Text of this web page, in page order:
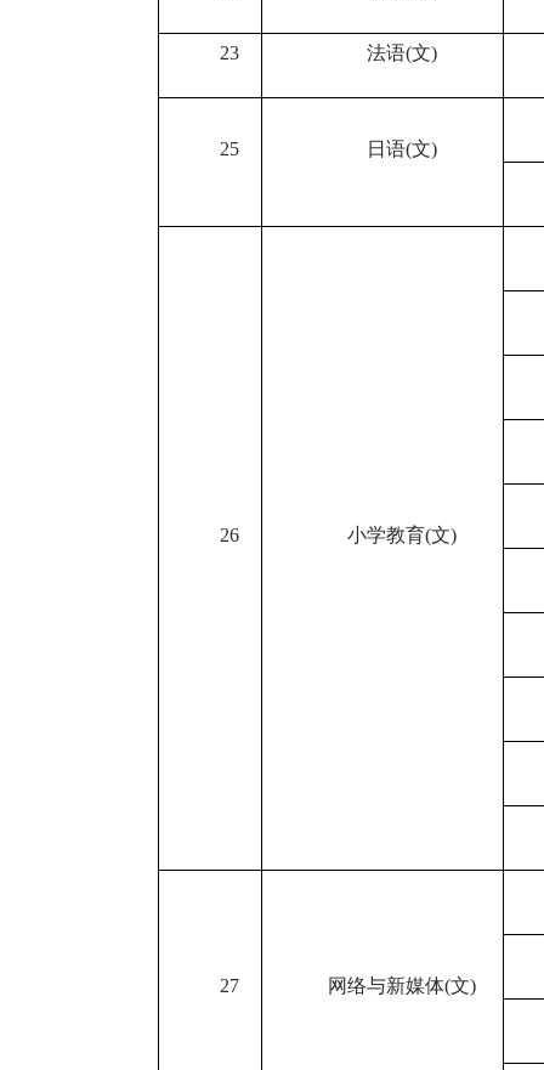
23 法语(文)
25 日语(文)
26 小学教育(文)
27 网络与新媒体(文)